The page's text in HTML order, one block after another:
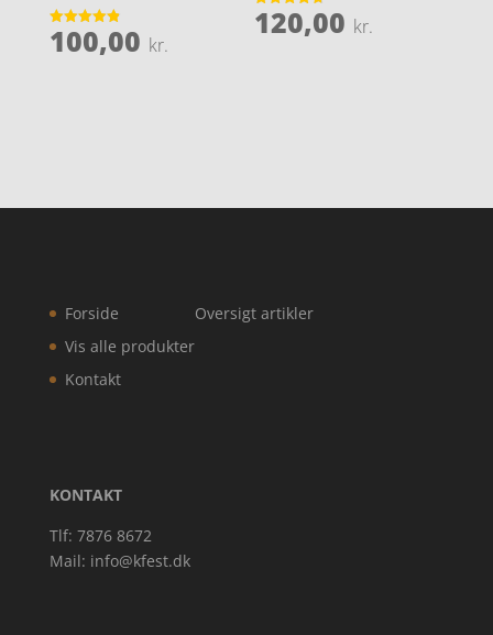
Vurderet
100,00 kr.
Vurderet
4.7
120,00 kr.
Forside
Vis alle produkter
Kontakt
Oversigt artikler
KONTAKT
Tlf: 7876 8672
Mail: info@kfest.dk